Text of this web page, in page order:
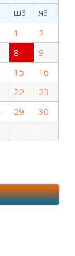
Шб Яб
1
2
8
9
15
16
22
23
29
30